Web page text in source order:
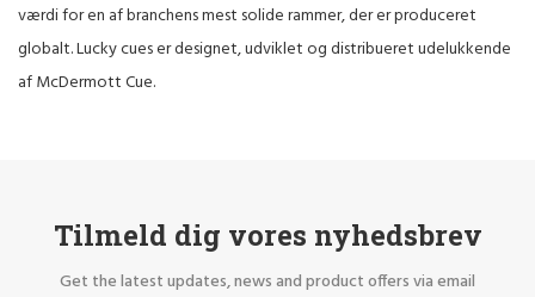
værdi for en af branchens mest solide rammer, der er produceret
globalt. Lucky cues er designet, udviklet og distribueret udelukkende
af McDermott Cue.
Tilmeld dig vores nyhedsbrev
Get the latest updates, news and product offers via email